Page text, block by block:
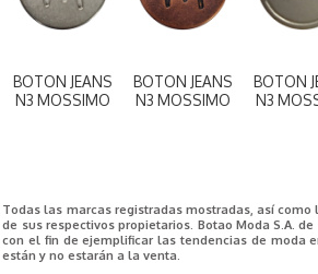
BOTON JEANS
N3 MOSSIMO
BOTON JEANS
N3 MOSSIMO
BOTON
N3
Todas las marcas registradas mostradas, así
de sus respectivos propietarios. Botao Moda S.A.
con el fin de ejemplificar las tendencias de moda
están y no estarán a la venta.